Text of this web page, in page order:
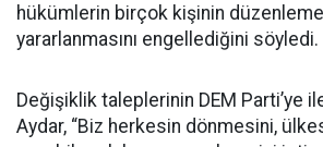
hükümlerin birçok kişinin
yararlanmasını engellediğini söyledi.
Değişiklik taleplerinin DEM Parti’ye
Aydar, “Biz herkesin dönmesini,